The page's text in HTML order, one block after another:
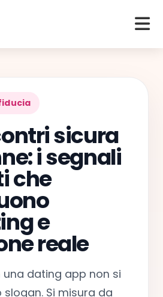
sicura
i segnali
che
e
reale
una dating app non si
Si misura da